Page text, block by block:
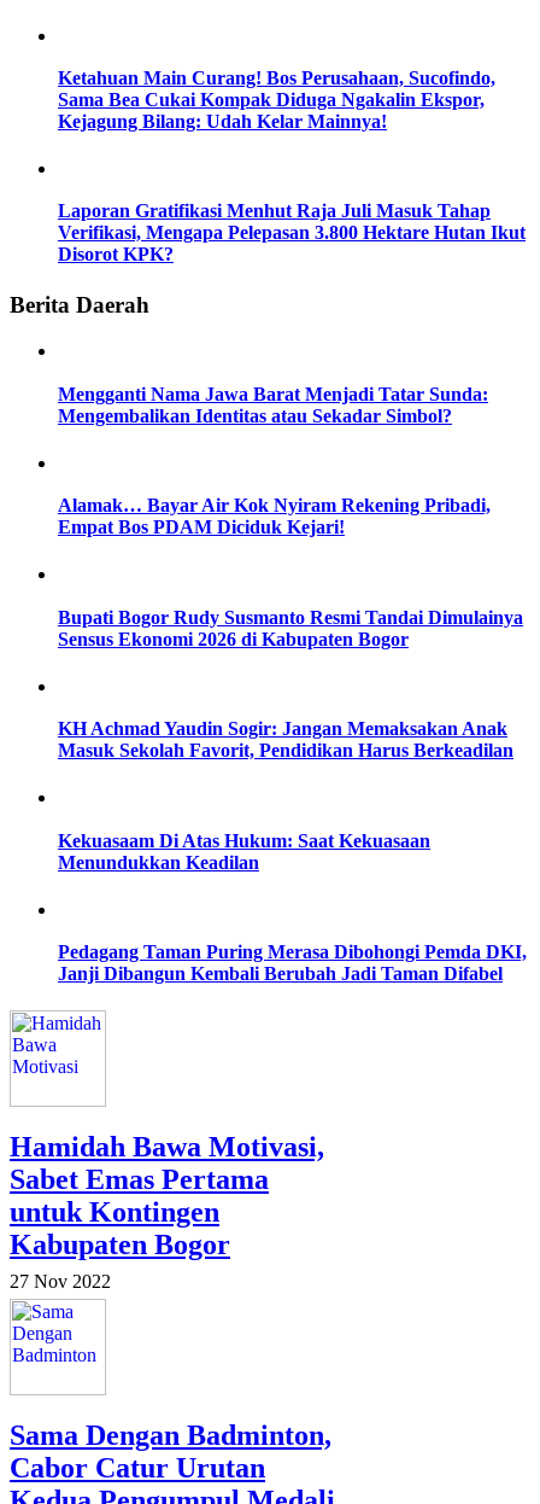
Ketahuan Main Curang! Bos Perusahaan, Sucofindo,
Sama Bea Cukai Kompak Diduga Ngakalin Ekspor,
Kejagung Bilang: Udah Kelar Mainnya!
Laporan Gratifikasi Menhut Raja Juli Masuk Tahap
Verifikasi, Mengapa Pelepasan 3.800 Hektare Hutan Ikut
Disorot KPK?
Berita Daerah
Mengganti Nama Jawa Barat Menjadi Tatar Sunda:
Mengembalikan Identitas atau Sekadar Simbol?
Alamak… Bayar Air Kok Nyiram Rekening Pribadi,
Empat Bos PDAM Diciduk Kejari!
Bupati Bogor Rudy Susmanto Resmi Tandai Dimulainya
Sensus Ekonomi 2026 di Kabupaten Bogor
KH Achmad Yaudin Sogir: Jangan Memaksakan Anak
Masuk Sekolah Favorit, Pendidikan Harus Berkeadilan
Kekuasaam Di Atas Hukum: Saat Kekuasaan
Menundukkan Keadilan
Pedagang Taman Puring Merasa Dibohongi Pemda DKI,
Janji Dibangun Kembali Berubah Jadi Taman Difabel
Hamidah Bawa Motivasi,
Sabet Emas Pertama
untuk Kontingen
Kabupaten Bogor
27 Nov 2022
Sama Dengan Badminton,
Cabor Catur Urutan